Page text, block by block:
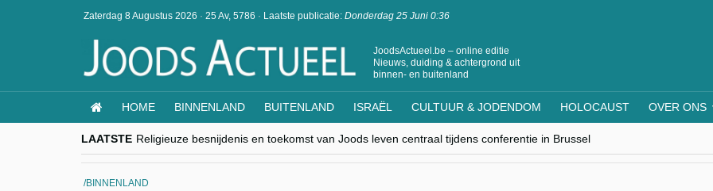
Zaterdag 8 Augustus 2026 · 25 Av, 5786 · Laatste publicatie: Donderdag 25 Juni 0:36
JoodsActueel.be – online editie
Nieuws, duiding & achtergrond uit
binnen- en buitenland
HOME BINNENLAND BUITENLAND ISRAËL CULTUUR & JODENDOM HOLOCAUST OVER ONS
LAATSTE Religieuze besnijdenis en toekomst van Joods leven centraal tijdens conferentie in Brussel
“Besnijdenisdebat toont hoe moeilijk seculiere Westen minderheden begrijpt”, Jinnih Beels (Vooruit)
CITYTRIP | ROEMENIË – Boekarest: de verrassing van Oost-Europa
“Vandaag zit elke Jood in België op de beklaagdenbank”
BINNENLAND